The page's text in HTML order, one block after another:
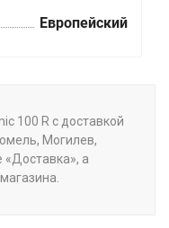
Европейский
100 R с доставкой
Могилев,
«Доставка», а